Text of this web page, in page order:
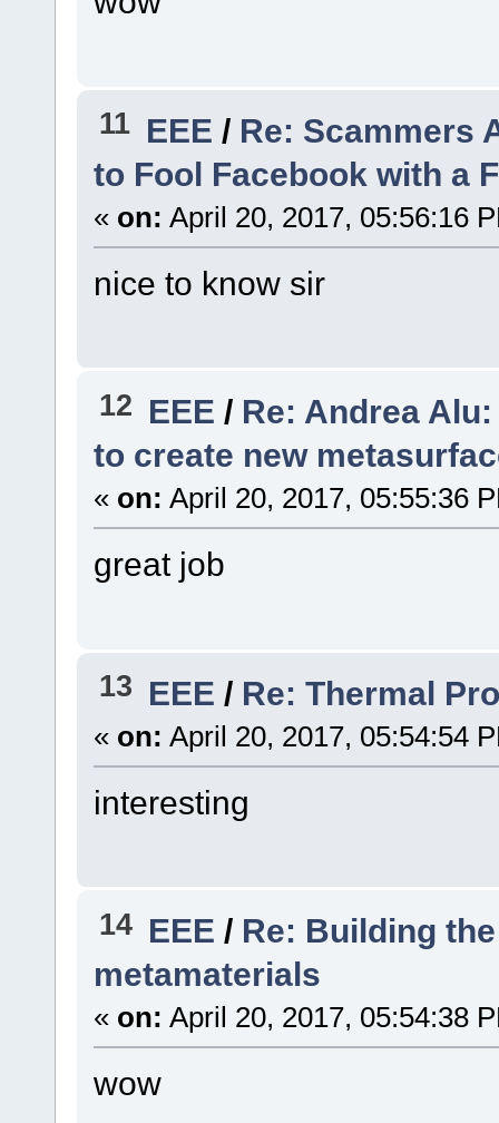
11 EEE / Re: Scammers
to Fool Facebook with a
« on: April 20, 2017, 05:56:16
nice to know sir
12 EEE / Re: Andrea
to create new
« on: April 20, 2017, 05:55:36
great job
13 EEE / Re: Thermal
« on: April 20, 2017, 05:54:54
interesting
14 EEE / Re: Building
metamaterials
« on: April 20, 2017, 05:54:38
wow